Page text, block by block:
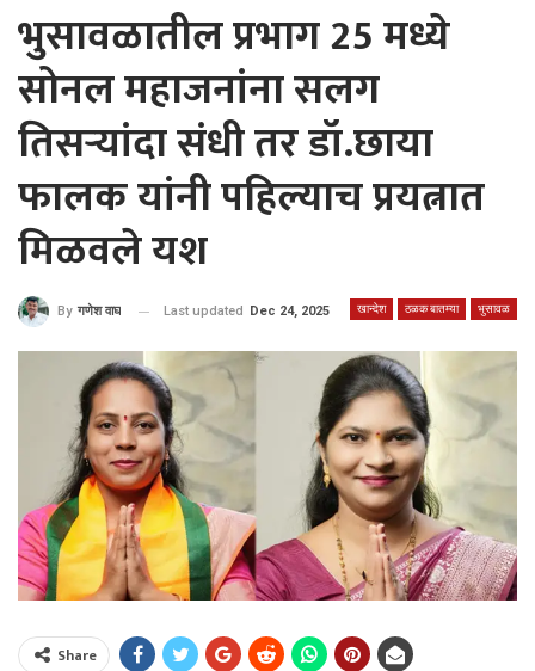
भुसावळातील प्रभाग 25 मध्ये
सोनल महाजनांना सलग
तिसर्‍यांदा संधी तर डॉ.छाया
फालक यांनी पहिल्याच प्रयत्नात
मिळवले यश
खान्देश ठळक बातम्या भुसावळ
By गणेश वाघ Last updated Dec 24, 2025
Share